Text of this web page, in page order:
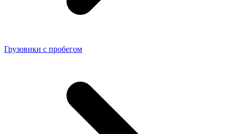
Грузовики с пробегом